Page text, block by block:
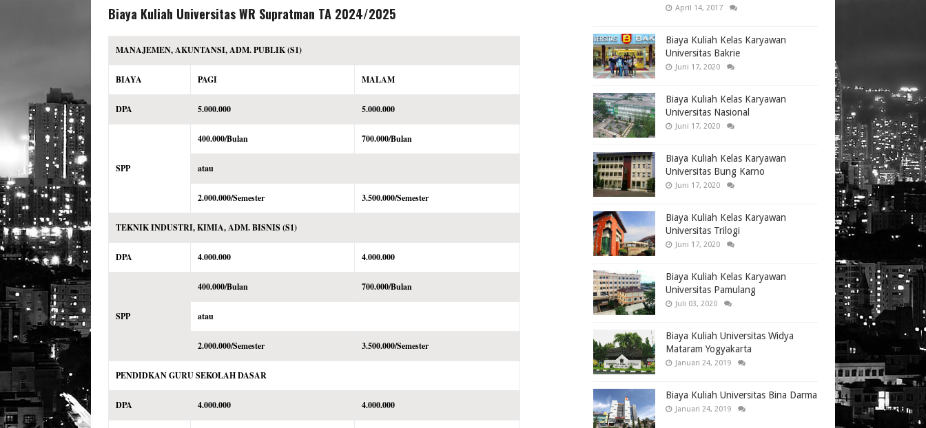
Biaya Kuliah Universitas WR Supratman TA 2024/2025
MANAJEMEN, AKUNTANSI, ADM. PUBLIK (S1)
BIAYA PAGI MALAM
DPA 5.000.000 5.000.000
SPP
400.000/Bulan 700.000/Bulan
atau
2.000.000/Semester 3.500.000/Semester
TEKNIK INDUSTRI, KIMIA, ADM. BISNIS (S1)
DPA 4.000.000 4.000.000
SPP
400.000/Bulan 700.000/Bulan
atau
2.000.000/Semester 3.500.000/Semester
PENDIDKAN GURU SEKOLAH DASAR
DPA 4.000.000 4.000.000
April 14, 2017
Biaya Kuliah Kelas Karyawan
Universitas Bakrie
Juni 17, 2020
Biaya Kuliah Kelas Karyawan
Universitas Nasional
Juni 17, 2020
Biaya Kuliah Kelas Karyawan
Universitas Bung Karno
Juni 17, 2020
Biaya Kuliah Kelas Karyawan
Universitas Trilogi
Juni 17, 2020
Biaya Kuliah Kelas Karyawan
Universitas Pamulang
Juli 03, 2020
Biaya Kuliah Universitas Widya
Mataram Yogyakarta
Januari 24, 2019
Biaya Kuliah Universitas Bina Darma
Januari 24, 2019